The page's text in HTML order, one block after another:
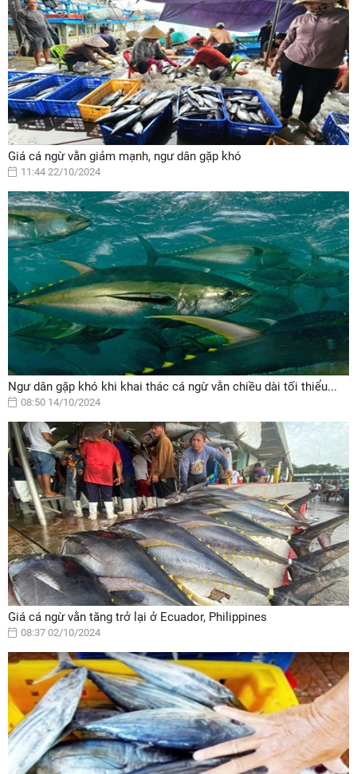
Giá cá ngừ vằn giảm mạnh, ngư dân gặp khó
11:44 22/10/2024
Ngư dân gặp khó khi khai thác cá ngừ vằn chiều dài tối thiểu...
08:50 14/10/2024
Giá cá ngừ vằn tăng trở lại ở Ecuador, Philippines
08:37 02/10/2024